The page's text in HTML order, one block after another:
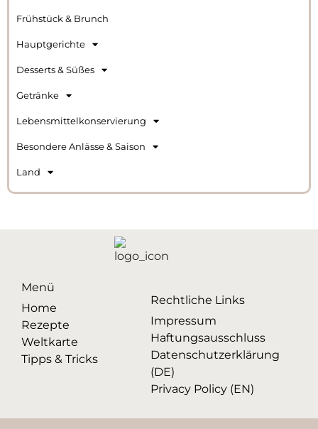
Frühstück & Brunch
Hauptgerichte
Desserts & Süßes
Getränke
Lebensmittelkonservierung
Besondere Anlässe & Saison
Land
Menü
Home
Rezepte
Weltkarte
Tipps & Tricks
Rechtliche Links
Impressum
Haftungsausschluss
Datenschutzerklärung
(DE)
Privacy Policy (EN)